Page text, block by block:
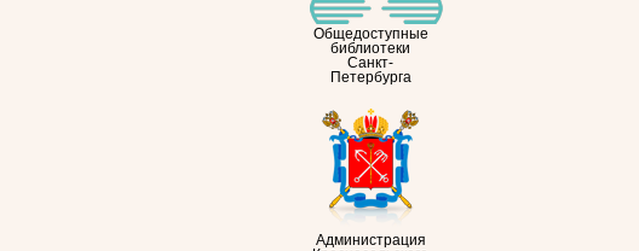
Общедоступные
библиотеки
Санкт-
Петербурга
Администрация